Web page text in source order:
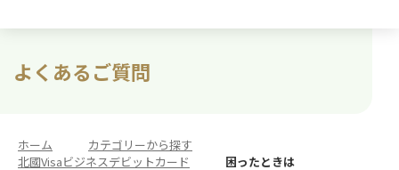
よくあるご質問
ホーム カテゴリーから探す
北國Visaビジネスデビットカード
困ったときは